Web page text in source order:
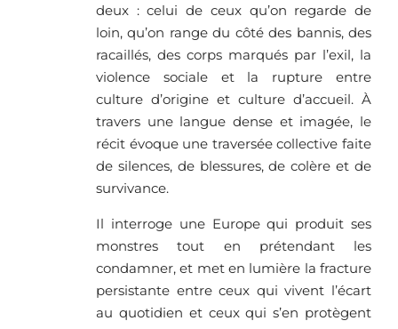
deux : celui de ceux qu’on regarde de
loin, qu’on range du côté des bannis, des
racaillés, des corps marqués par l’exil, la
violence sociale et la rupture entre
culture d’origine et culture d’accueil. À
travers une langue dense et imagée, le
récit évoque une traversée collective faite
de silences, de blessures, de colère et de
survivance.
Il interroge une Europe qui produit ses
monstres tout en prétendant les
condamner, et met en lumière la fracture
persistante entre ceux qui vivent l’écart
au quotidien et ceux qui s’en protègent